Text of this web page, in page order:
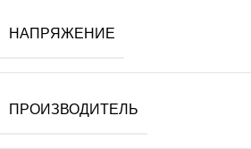
НАПРЯЖЕНИЕ
ПРОИЗВОДИТЕЛЬ